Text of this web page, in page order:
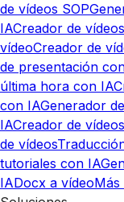
de vídeos SOP
IACreador de
vídeoCreador de
de presentación
última hora con IA
con IAGenerador
IACreador de
de vídeos
tutoriales con IA
IADocx a vídeoMás